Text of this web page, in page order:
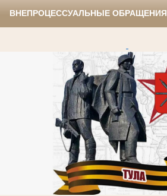
ВНЕПРОЦЕССУАЛЬНЫЕ ОБРАЩЕНИЯ